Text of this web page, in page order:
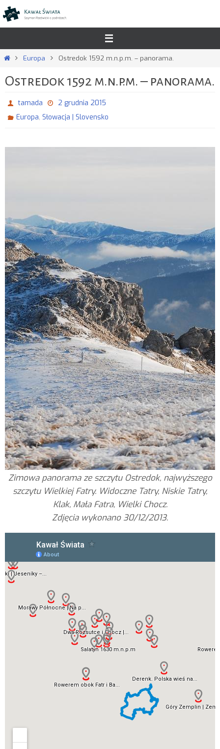
Przejdź
do
StronaEuropa Ostredok 1592 m.n.p.m. – panorama.
Ostredok 1592 m.n.p.m. – panorama.
tamada
2 grudnia 2015
Europa, Słowacja | Slovensko
Zimowa panorama ze szczytu Ostredok, najwyższego
szczytu Wielkiej Fatry. Widoczne Tatry, Niskie Tatry,
Klak, Mała Fatra, Wielki Chocz.
Zdjęcia wykonano 30/12/2013.